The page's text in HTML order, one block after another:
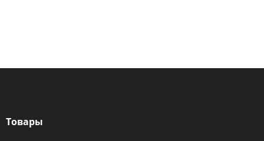
Товары